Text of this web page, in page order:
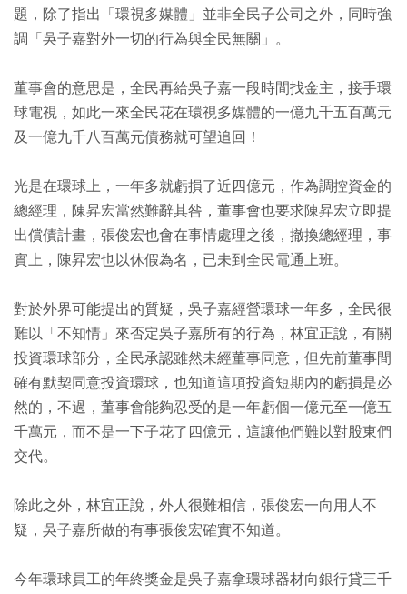
題，除了指出「環視多媒體」並非全民子公司之外，同時強
調「吳子嘉對外一切的行為與全民無關」。
董事會的意思是，全民再給吳子嘉一段時間找金主，接手環
球電視，如此一來全民花在環視多媒體的一億九千五百萬元
及一億九千八百萬元債務就可望追回！
光是在環球上，一年多就虧損了近四億元，作為調控資金的
總經理，陳昇宏當然難辭其咎，董事會也要求陳昇宏立即提
出償債計畫，張俊宏也會在事情處理之後，撤換總經理，事
實上，陳昇宏也以休假為名，已未到全民電通上班。
對於外界可能提出的質疑，吳子嘉經營環球一年多，全民很
難以「不知情」來否定吳子嘉所有的行為，林宜正說，有關
投資環球部分，全民承認雖然未經董事同意，但先前董事間
確有默契同意投資環球，也知道這項投資短期內的虧損是必
然的，不過，董事會能夠忍受的是一年虧個一億元至一億五
千萬元，而不是一下子花了四億元，這讓他們難以對股東們
交代。
除此之外，林宜正說，外人很難相信，張俊宏一向用人不
疑，吳子嘉所做的有事張俊宏確實不知道。
今年環球員工的年終獎金是吳子嘉拿環球器材向銀行貸三千